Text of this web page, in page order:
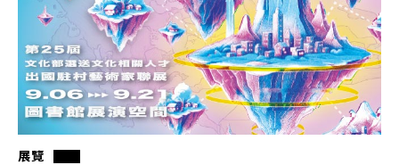
展覽